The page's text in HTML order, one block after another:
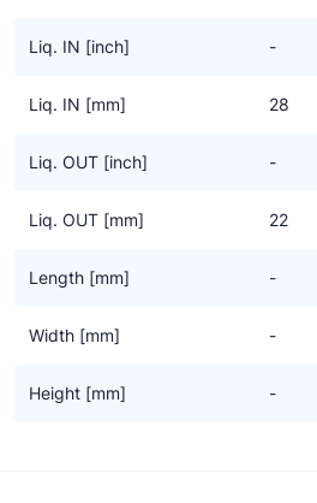
wijze geprogrammeerd, en zodoende
koudemiddel dat gebruikt wordt. Dit
voldoen aan een ieders individuele
omlijnd zoals bij standaard aggregaten.
Liq. IN [inch] -
Liq. IN [mm] 28
Liq. OUT [inch] -
Liq. OUT [mm] 22
Length [mm] -
Width [mm] -
Height [mm] -